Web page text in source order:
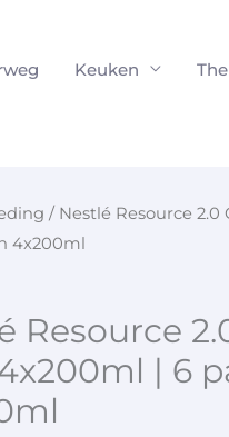
Keuken
/ Nestlé Resource
4x200ml
Resource
| 6